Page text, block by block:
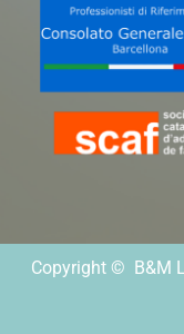
Copyright © B&M